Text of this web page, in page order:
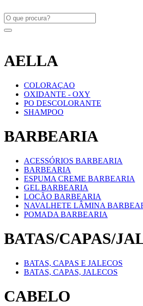
AELLA
COLORAÇAO
OXIDANTE - OXY
PO DESCOLORANTE
SHAMPOO
BARBEARIA
ACESSÓRIOS BARBEARIA
BARBEARIA
ESPUMA CREME BARBEARIA
GEL BARBEARIA
LOÇÃO BARBEARIA
NAVALHETE LÂMINA
POMADA BARBEARIA
BATAS/CAPAS/
BATAS, CAPAS E JALECOS
BATAS, CAPAS, JALECOS
CABELO